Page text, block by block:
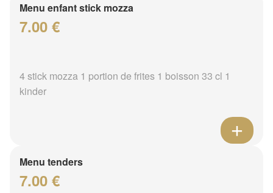
Menu enfant stick mozza
7.00 €
4 stick mozza 1 portion de frites 1 boisson 33 cl 1
kinder
Menu tenders
7.00 €